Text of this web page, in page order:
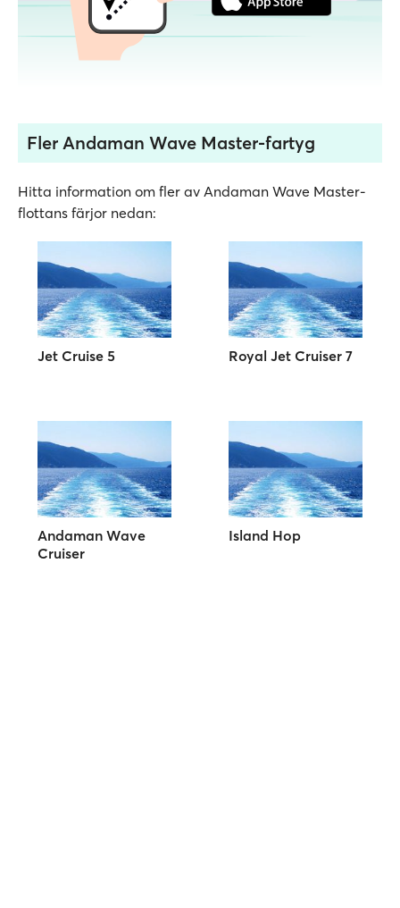
Fler Andaman Wave Master-fartyg
Hitta information om fler av Andaman Wave Master-
flottans färjor nedan:
Jet Cruise 5 Royal Jet Cruiser 7
Andaman Wave
Cruiser
Island Hop